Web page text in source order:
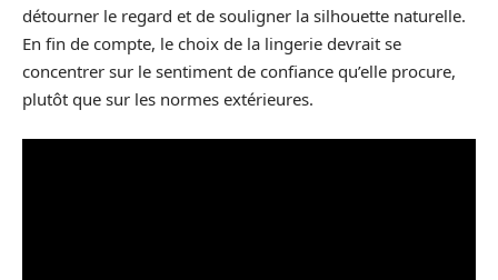
détourner le regard et de souligner la silhouette naturelle.
En fin de compte, le choix de la lingerie devrait se
concentrer sur le sentiment de confiance qu’elle procure,
plutôt que sur les normes extérieures.